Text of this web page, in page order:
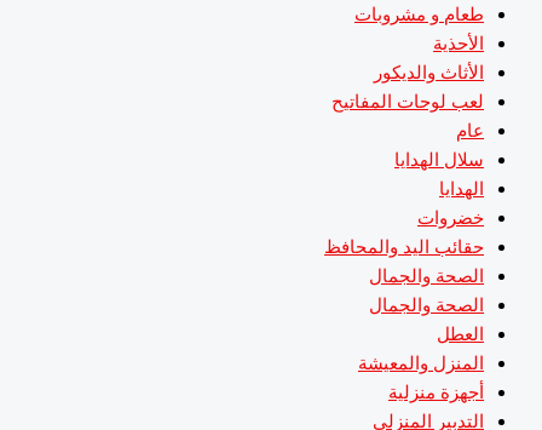
طعام و مشروبات
الأحذية
الأثاث والديكور
لعب لوحات المفاتيح
عام
سلال الهدايا
الهدايا
خضروات
حقائب اليد والمحافظ
الصحة والجمال
الصحة والجمال
العطل
المنزل والمعيشة
أجهزة منزلية
التدبير المنزلي